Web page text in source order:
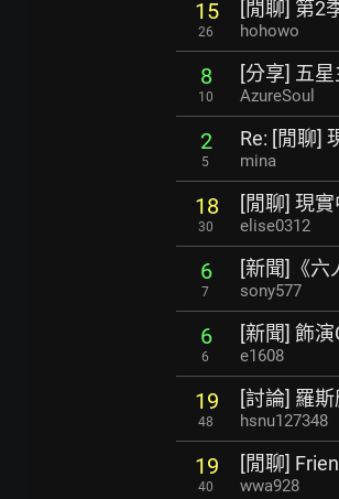
15
26
[閒聊] 第2
hohowo
8
10
[分享] 五
AzureSoul
2
5
Re: [閒聊]
mina
18
30
[閒聊] 現
elise0312
6
7
[新聞]《六
sony577
6
6
[新聞] 飾
e1608
19
48
[討論] 羅
hsnu127348
19
40
[閒聊]
wwa928